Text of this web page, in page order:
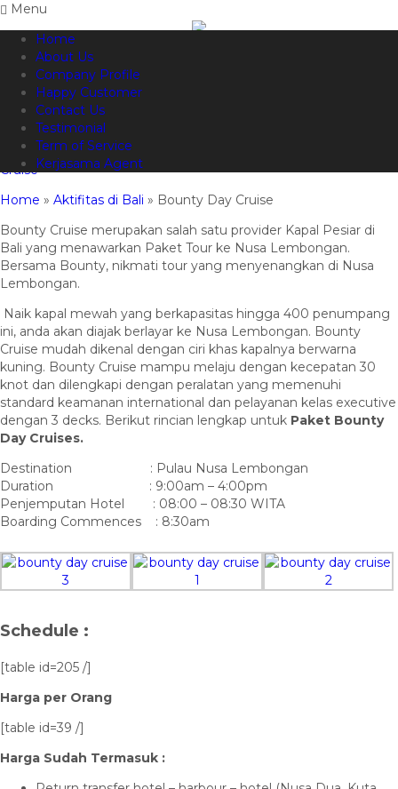
Menu
Home
About Us
Company Profile
Happy Customer
Contact Us
Testimonial
Term of Service
Kerjasama Agent
Informasi lebih lanjut?
Bounty Day Cruise
1 September 2015
Cruise
Home » Aktifitas di Bali » Bounty Day Cruise
Bounty Cruise merupakan salah satu provider Kapal Pesiar di
Bali yang menawarkan Paket Tour ke Nusa Lembongan.
Bersama Bounty, nikmati tour yang menyenangkan di Nusa
Lembongan.
Naik kapal mewah yang berkapasitas hingga 400 penumpang
ini, anda akan diajak berlayar ke Nusa Lembongan. Bounty
Cruise mudah dikenal dengan ciri khas kapalnya berwarna
kuning. Bounty Cruise mampu melaju dengan kecepatan 30
knot dan dilengkapi dengan peralatan yang memenuhi
standard keamanan international dan pelayanan kelas executive
dengan 3 decks. Berikut rincian lengkap untuk Paket Bounty
Day Cruises.
Destination : Pulau Nusa Lembongan
Duration : 9:00am – 4:00pm
Penjemputan Hotel : 08:00 – 08:30 WITA
Boarding Commences : 8:30am
Schedule :
[table id=205 /]
Harga per Orang
[table id=39 /]
Harga Sudah Termasuk :